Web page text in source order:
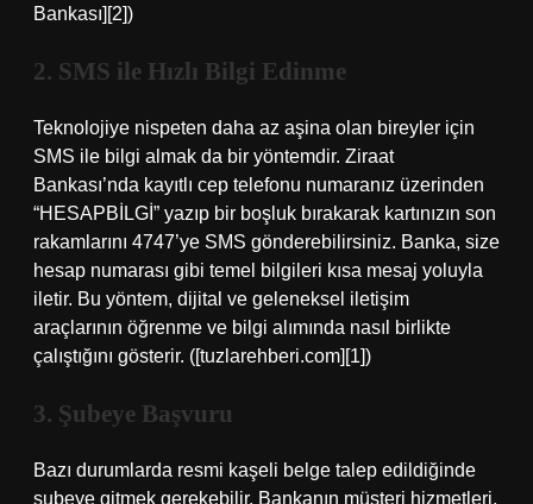
Bankası][2])
2. SMS ile Hızlı Bilgi Edinme
Teknolojiye nispeten daha az aşina olan bireyler için
SMS ile bilgi almak da bir yöntemdir. Ziraat
Bankası’nda kayıtlı cep telefonu numaranız üzerinden
“HESAPBİLGİ” yazıp bir boşluk bırakarak kartınızın son
rakamlarını 4747’ye SMS gönderebilirsiniz. Banka, size
hesap numarası gibi temel bilgileri kısa mesaj yoluyla
iletir. Bu yöntem, dijital ve geleneksel iletişim
araçlarının öğrenme ve bilgi alımında nasıl birlikte
çalıştığını gösterir. ([tuzlarehberi.com][1])
3. Şubeye Başvuru
Bazı durumlarda resmi kaşeli belge talep edildiğinde
şubeye gitmek gerekebilir. Bankanın müşteri hizmetleri,